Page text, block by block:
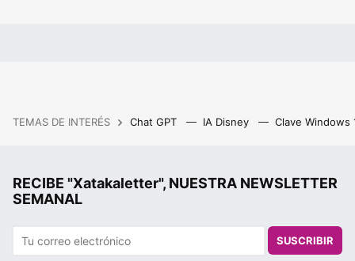
TEMAS DE INTERÉS Chat GPT IA Disney Clave Windows
RECIBE "Xatakaletter", NUESTRA NEWSLETTER
SEMANAL
SUSCRIBIR